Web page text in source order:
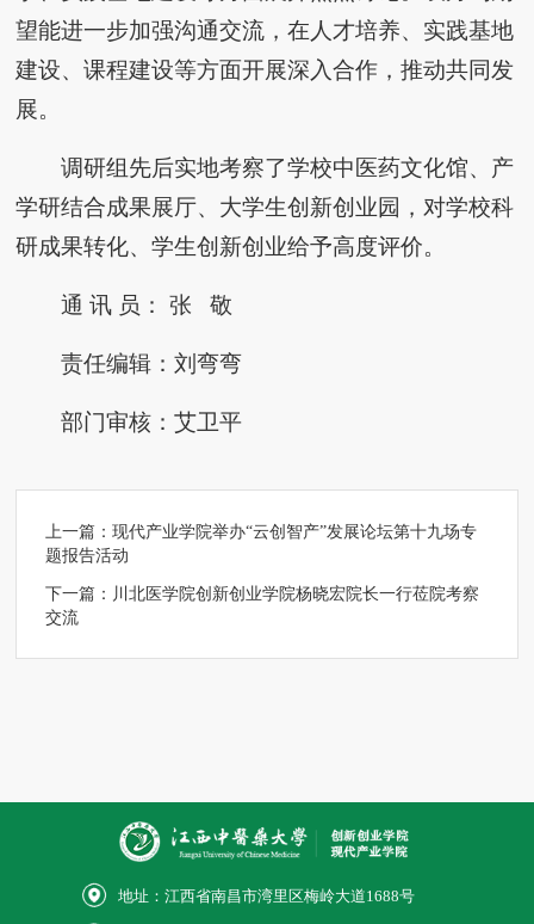
望能进一步加强沟通交流，在人才培养、实践基地
建设、课程建设等方面开展深入合作，推动共同发
展。
调研组先后实地考察了学校中医药文化馆、产
学研结合成果展厅、大学生创新创业园，对学校科
研成果转化、学生创新创业给予高度评价。
通 讯 员： 张 敬
责任编辑：刘弯弯
部门审核：艾卫平
上一篇：现代产业学院举办“云创智产”发展论坛第十九场专
题报告活动
下一篇： 川北医学院创新创业学院杨晓宏院长一行莅院考察
交流
地址：江西省南昌市湾里区梅岭大道1688号